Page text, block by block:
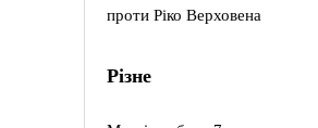
проти Ріко Верховена
Різне